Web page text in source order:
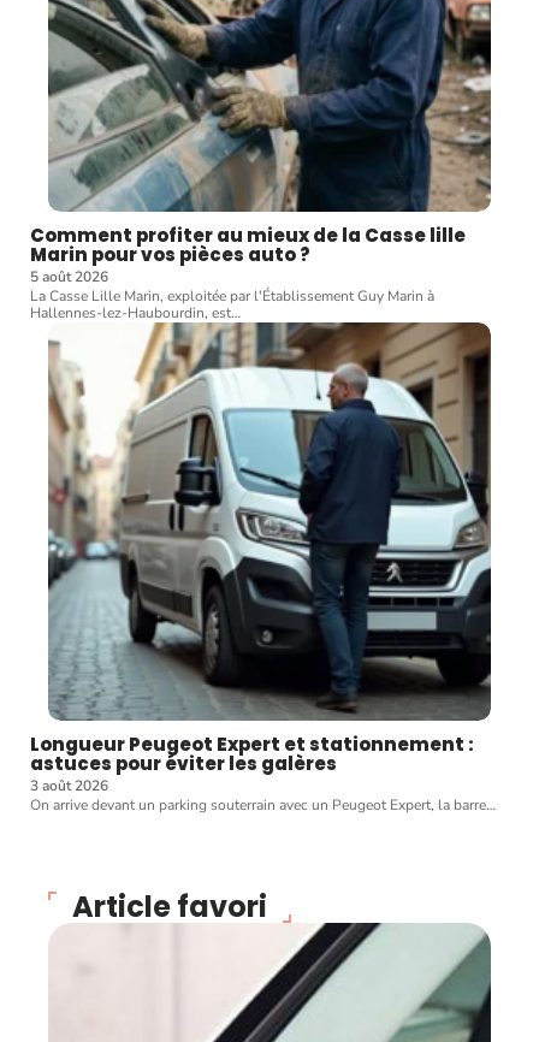
Comment profiter au mieux de la Casse lille
Marin pour vos pièces auto ?
5 août 2026
La Casse Lille Marin, exploitée par l'Établissement Guy Marin à
Hallennes-lez-Haubourdin, est…
Longueur Peugeot Expert et stationnement :
astuces pour éviter les galères
3 août 2026
On arrive devant un parking souterrain avec un Peugeot Expert, la barre…
Article favori